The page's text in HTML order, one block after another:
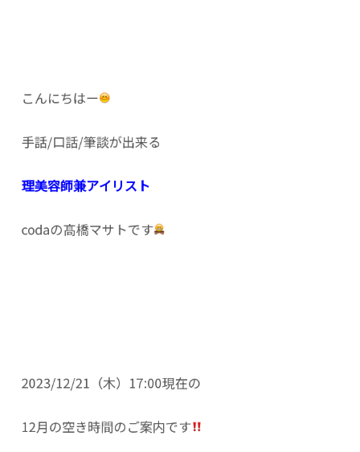
こんにちはー
手話/口話/筆談が出来る
理美容師兼アイリスト
codaの髙橋マサトです
2023/12/21（木）17:00現在の
12月の空き時間のご案内です